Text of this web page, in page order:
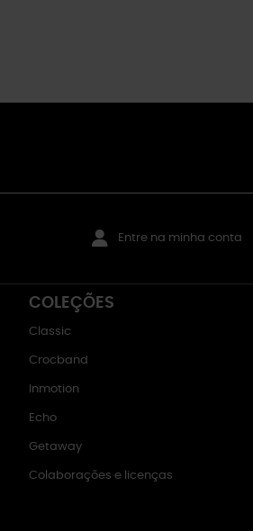
Entre na minha conta
COLEÇÕES
Classic
Crocband
Inmotion
Echo
Getaway
Colaborações e licenças